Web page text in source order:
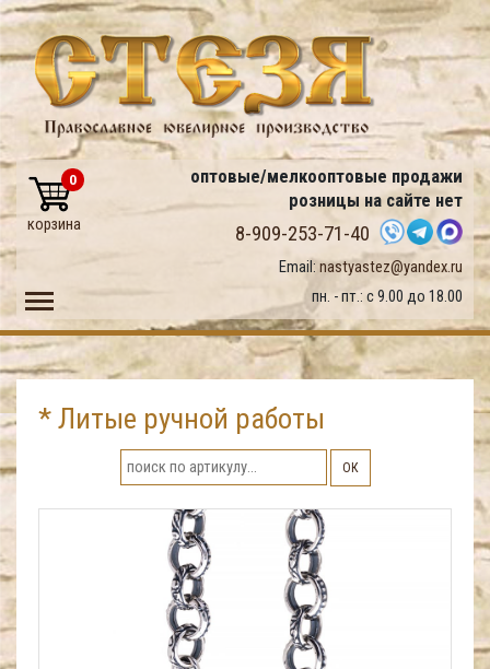
оптовые/мелкооптовые продажи
розницы на сайте нет
8-909-253-71-40
Email: nastyastez@yandex.ru
пн. - пт.: с 9.00 до 18.00
0
корзина
Toggle main menu visibility
* Литые ручной работы
ОК